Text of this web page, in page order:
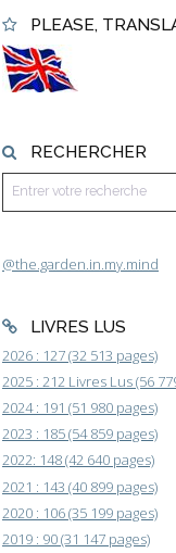
PLEASE,
RECHERCHER
@the.garden.in.my.mind
LIVRES LUS
2026 : 127 (32 513 pages)
2025 : 212 Livres Lus (56
2024 : 191 (51 980 pages)
2023 : 185 (54 859 pages)
2022: 148 (42 640 pages)
2021 : 143 (40 899 pages)
2020 : 106 (35 199 pages)
2019 : 90 (31 147 pages)